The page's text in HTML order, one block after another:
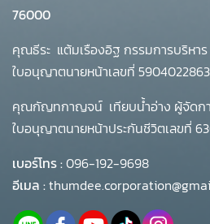
76000
คุณธีระ แต้มเรืองอิฐ กรรมการบริหาร
ใบอนุญาตนายหน้าเลขที่ 5904022863
คุณกัญทกาญจน์ เทียบน้ำอ่าง ผู้จัดก
ใบอนุญาตนายหน้าประกันชีวิตเลขที่
เบอร์โทร :096-192-9698
อีเมล :